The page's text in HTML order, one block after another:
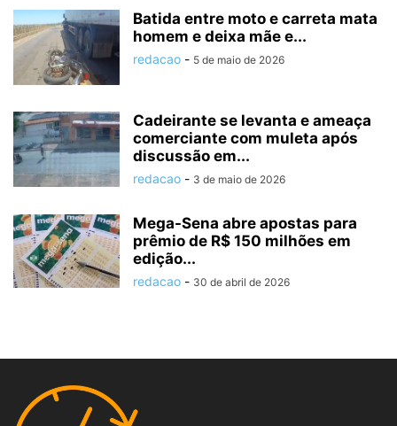
Batida entre moto e carreta mata
homem e deixa mãe e...
redacao - 5 de maio de 2026
Cadeirante se levanta e ameaça
comerciante com muleta após
discussão em...
redacao - 3 de maio de 2026
Mega-Sena abre apostas para
prêmio de R$ 150 milhões em
edição...
redacao - 30 de abril de 2026